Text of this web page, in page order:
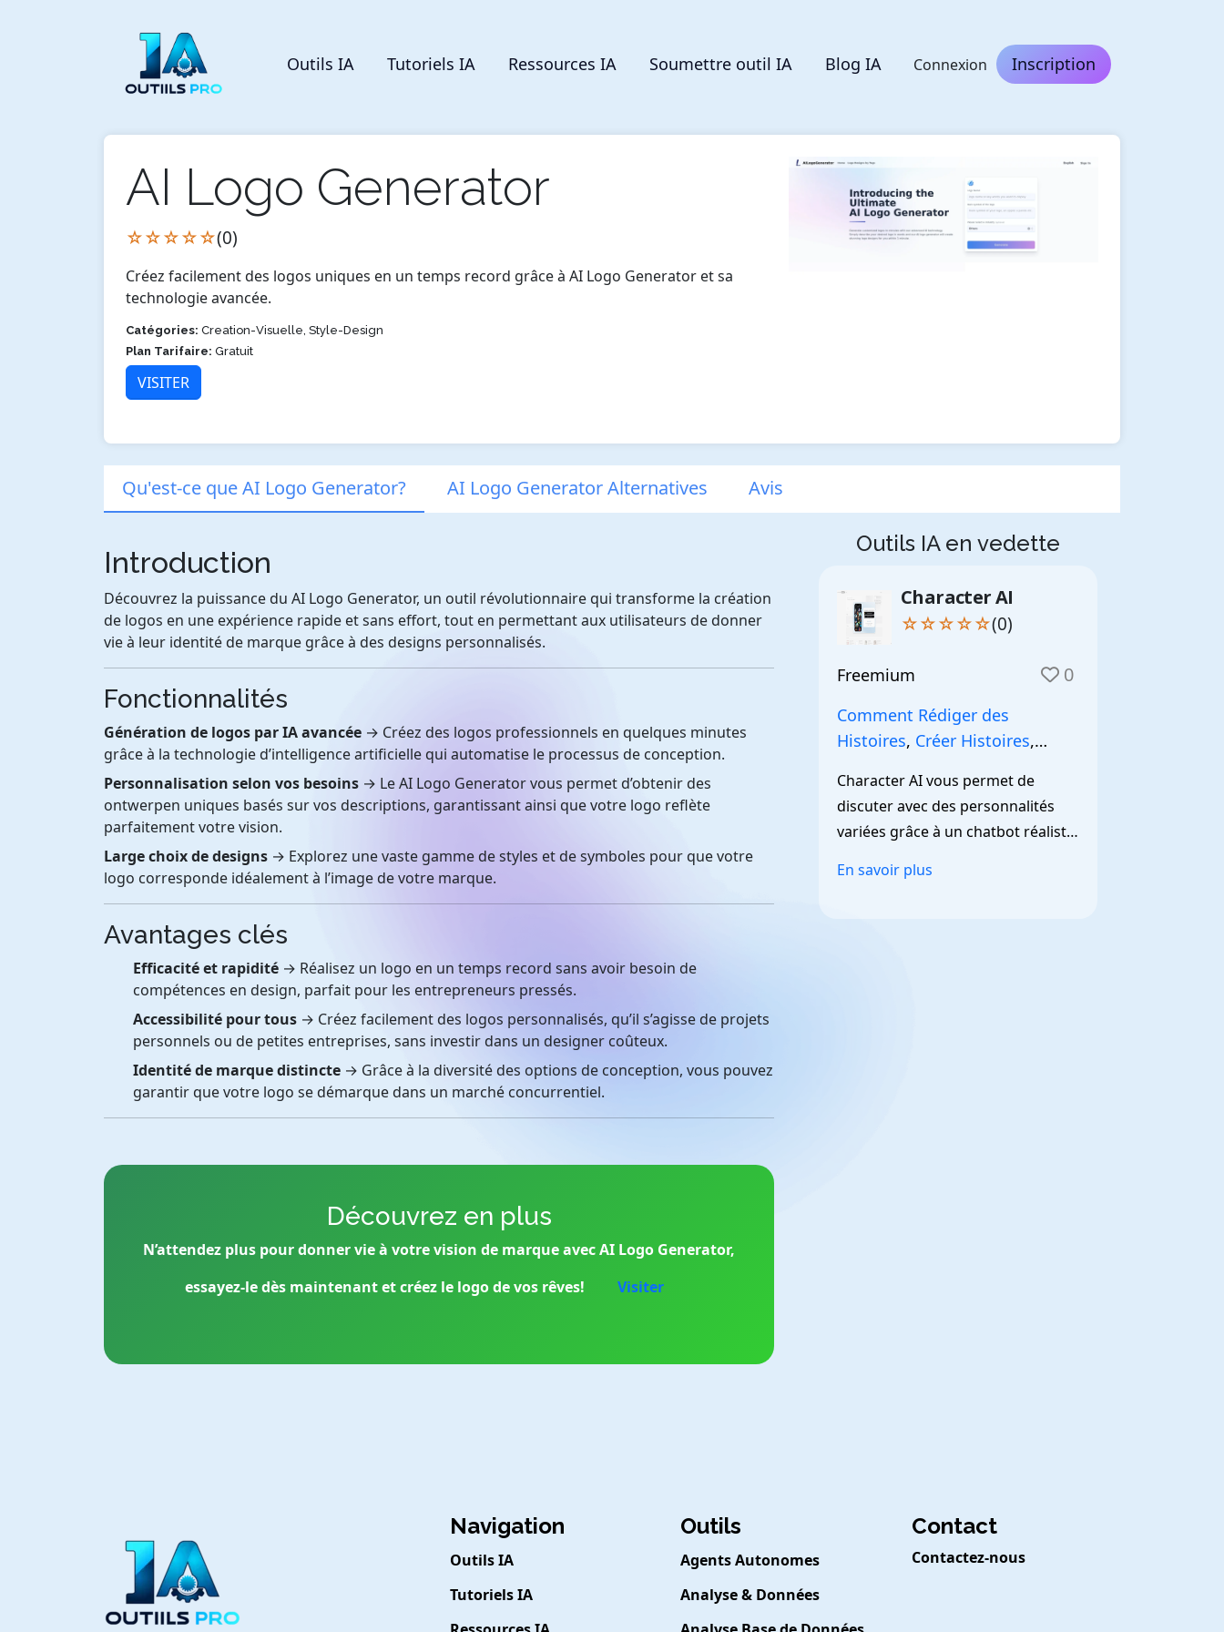
Outils IA Tutoriels IA Ressources IA Soumettre outil IA Blog IA Connexion Inscription
AI Logo Generator
☆☆☆☆☆(0)
Créez facilement des logos uniques en un temps record grâce à AI Logo Generator et sa
technologie avancée.
Catégories: Creation-Visuelle, Style-Design
Plan Tarifaire: Gratuit
VISITER
Qu'est-ce que AI Logo Generator? AI Logo Generator Alternatives Avis
Introduction
Découvrez la puissance du AI Logo Generator, un outil révolutionnaire qui transforme la création
de logos en une expérience rapide et sans effort, tout en permettant aux utilisateurs de donner
vie à leur identité de marque grâce à des designs personnalisés.
Fonctionnalités
Génération de logos par IA avancée → Créez des logos professionnels en quelques minutes
grâce à la technologie d’intelligence artificielle qui automatise le processus de conception.
Personnalisation selon vos besoins → Le AI Logo Generator vous permet d’obtenir des
ontwerpen uniques basés sur vos descriptions, garantissant ainsi que votre logo reflète
parfaitement votre vision.
Large choix de designs → Explorez une vaste gamme de styles et de symboles pour que votre
logo corresponde idéalement à l’image de votre marque.
Avantages clés
Efficacité et rapidité → Réalisez un logo en un temps record sans avoir besoin de
compétences en design, parfait pour les entrepreneurs pressés.
Accessibilité pour tous → Créez facilement des logos personnalisés, qu’il s’agisse de projets
personnels ou de petites entreprises, sans investir dans un designer coûteux.
Identité de marque distincte → Grâce à la diversité des options de conception, vous pouvez
garantir que votre logo se démarque dans un marché concurrentiel.
Découvrez en plus
N’attendez plus pour donner vie à votre vision de marque avec AI Logo Generator,
essayez-le dès maintenant et créez le logo de vos rêves!
Visiter
Outils IA en vedette
Character AI
☆☆☆☆☆(0)
Freemium 0
Comment Rédiger des
Histoires, Créer Histoires,
Character AI vous permet de
discuter avec des personnalités
variées grâce à un chatbot réaliste
En savoir plus
Navigation
Outils IA
Tutoriels IA
Outils
Agents Autonomes
Analyse & Données
Contact
Contactez-nous